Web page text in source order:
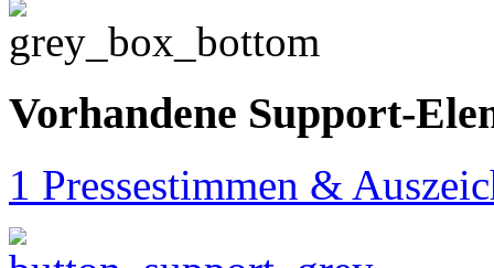
Vorhandene Support-
1 Pressestimmen &